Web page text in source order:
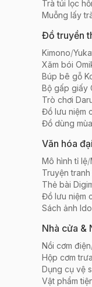
Trà túi lọc
Muỗng lấy
Đồ truyền
Kimono/
Xăm bói
Búp bê gỗ
Bộ gấp giấy
Trò chơi
Đồ lưu niệm
Đồ dùng
Văn hóa
Mô hình tỉ lệ/
Truyện
Thẻ bài
Đồ lưu niệm
Sách ảnh
Nhà cửa &
Nồi cơm điện
Hộp cơm trưa
Dụng cụ vệ
Vật phẩm